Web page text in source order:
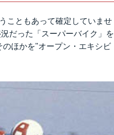
こともあって確定していませ
だった「スーパーバイク」を
ほかを"オープン・エキシビ